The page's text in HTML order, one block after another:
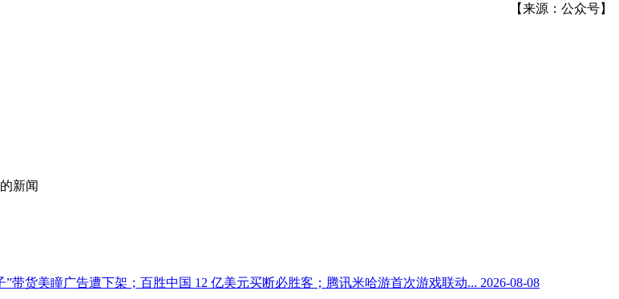
【来源：公众号】
的新闻
带货美瞳广告遭下架；百胜中国 12 亿美元买断必胜客；腾讯米哈游首次游戏联动... 2026-08-08